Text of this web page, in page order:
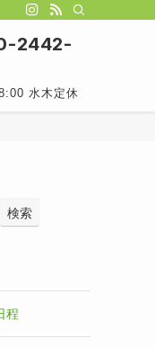
2442-
水木定休
検索
程